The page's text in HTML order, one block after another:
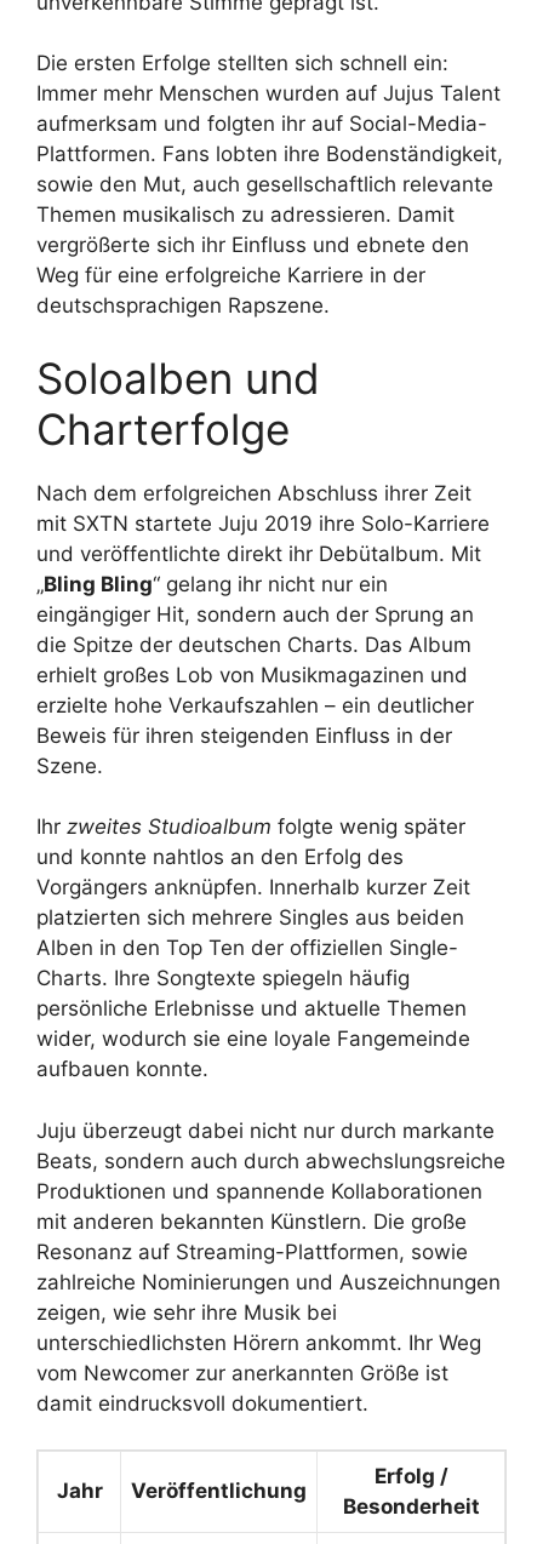
Die ersten Erfolge stellten sich schnell ein:
Immer mehr Menschen wurden auf Jujus Talent
aufmerksam und folgten ihr auf Social-Media-
Plattformen. Fans lobten ihre Bodenständigkeit,
sowie den Mut, auch gesellschaftlich relevante
Themen musikalisch zu adressieren. Damit
vergrößerte sich ihr Einfluss und ebnete den
Weg für eine erfolgreiche Karriere in der
deutschsprachigen Rapszene.
Soloalben und
Charterfolge
Nach dem erfolgreichen Abschluss ihrer Zeit
mit SXTN startete Juju 2019 ihre Solo-Karriere
und veröffentlichte direkt ihr Debütalbum. Mit
„Bling Bling“ gelang ihr nicht nur ein
eingängiger Hit, sondern auch der Sprung an
die Spitze der deutschen Charts. Das Album
erhielt großes Lob von Musikmagazinen und
erzielte hohe Verkaufszahlen – ein deutlicher
Beweis für ihren steigenden Einfluss in der
Szene.
Ihr zweites Studioalbum folgte wenig später
und konnte nahtlos an den Erfolg des
Vorgängers anknüpfen. Innerhalb kurzer Zeit
platzierten sich mehrere Singles aus beiden
Alben in den Top Ten der offiziellen Single-
Charts. Ihre Songtexte spiegeln häufig
persönliche Erlebnisse und aktuelle Themen
wider, wodurch sie eine loyale Fangemeinde
aufbauen konnte.
Juju überzeugt dabei nicht nur durch markante
Beats, sondern auch durch abwechslungsreiche
Produktionen und spannende Kollaborationen
mit anderen bekannten Künstlern. Die große
Resonanz auf Streaming-Plattformen, sowie
zahlreiche Nominierungen und Auszeichnungen
zeigen, wie sehr ihre Musik bei
unterschiedlichsten Hörern ankommt. Ihr Weg
vom Newcomer zur anerkannten Größe ist
damit eindrucksvoll dokumentiert.
Jahr Veröffentlichung
Erfolg /
Besonderheit